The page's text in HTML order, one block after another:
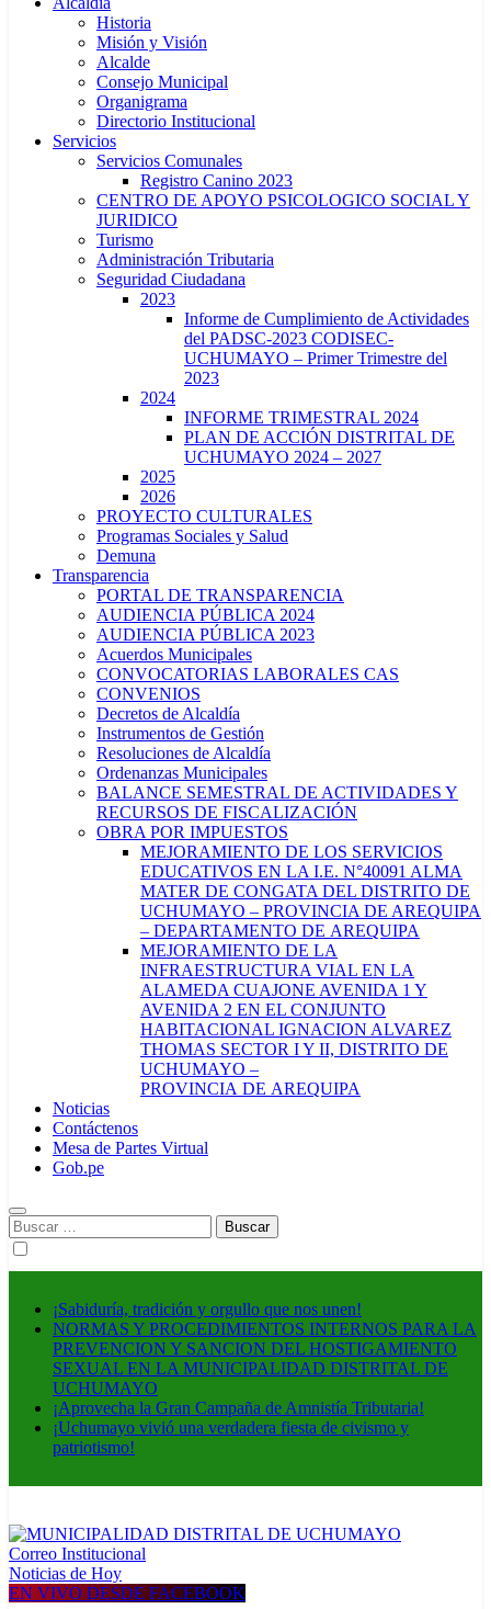
Historia
Misión y Visión
Alcalde
Consejo Municipal
Organigrama
Directorio Institucional
Servicios
Servicios Comunales
Registro Canino 2023
CENTRO DE APOYO PSICOLOGICO SOCIAL Y
JURIDICO
Turismo
Administración Tributaria
Seguridad Ciudadana
2023
Informe de Cumplimiento de Actividades
del PADSC-2023 CODISEC-
UCHUMAYO – Primer Trimestre del
2023
2024
INFORME TRIMESTRAL 2024
PLAN DE ACCIÓN DISTRITAL DE
UCHUMAYO 2024 – 2027
2025
2026
PROYECTO CULTURALES
Programas Sociales y Salud
Demuna
Transparencia
PORTAL DE TRANSPARENCIA
AUDIENCIA PÚBLICA 2024
AUDIENCIA PÚBLICA 2023
Acuerdos Municipales
CONVOCATORIAS LABORALES CAS
CONVENIOS
Decretos de Alcaldía
Instrumentos de Gestión
Resoluciones de Alcaldía
Ordenanzas Municipales
BALANCE SEMESTRAL DE ACTIVIDADES Y
RECURSOS DE FISCALIZACIÓN
OBRA POR IMPUESTOS
MEJORAMIENTO DE LOS SERVICIOS
EDUCATIVOS EN LA I.E. N°40091 ALMA
MATER DE CONGATA DEL DISTRITO DE
UCHUMAYO – PROVINCIA DE AREQUIPA
– DEPARTAMENTO DE AREQUIPA
MEJORAMIENTO DE LA
INFRAESTRUCTURA VIAL EN LA
ALAMEDA CUAJONE AVENIDA 1 Y
AVENIDA 2 EN EL CONJUNTO
HABITACIONAL IGNACION ALVAREZ
THOMAS SECTOR I Y II, DISTRITO DE
UCHUMAYO –
PROVINCIA DE AREQUIPA
Noticias
Contáctenos
Mesa de Partes Virtual
Gob.pe
Buscar:
¡Sabiduría, tradición y orgullo que nos unen!
NORMAS Y PROCEDIMIENTOS INTERNOS PARA LA
PREVENCION Y SANCION DEL HOSTIGAMIENTO
SEXUAL EN LA MUNICIPALIDAD DISTRITAL DE
UCHUMAYO
¡Aprovecha la Gran Campaña de Amnistía Tributaria!
¡Uchumayo vivió una verdadera fiesta de civismo y
patriotismo!
MUNICIPALIDAD DISTRITAL DE UCHUMAYO
Construyendo una nueva Historia
Correo Institucional
Noticias de Hoy
EN VIVO DESDE FACEBOOK